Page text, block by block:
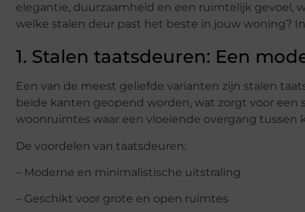
elegantie, duurzaamheid en een ruimtelijk gevoel,
welke stalen deur past het beste in jouw woning?
1. Stalen taatsdeuren: Een
Een van de meest geliefde varianten zijn stalen
beide kanten geopend worden, wat zorgt voor
woonruimtes waar een vloeiende overgang tussen
De voordelen van taatsdeuren:
– Moderne en minimalistische uitstraling
– Geschikt voor grote en open ruimtes